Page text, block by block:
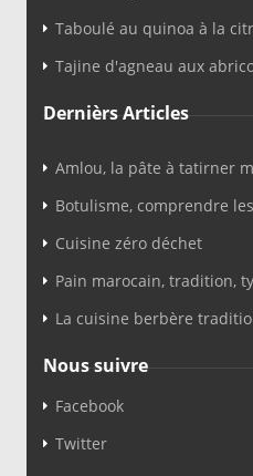
Taboulé au quinoa à la
Tajine d'agneau aux
Dernièrs Articles
Amlou, la pâte à tatirner
Botulisme, comprendre
Cuisine zéro déchet
Pain marocain, tradition,
La cuisine berbère
Nous suivre
Facebook
Twitter